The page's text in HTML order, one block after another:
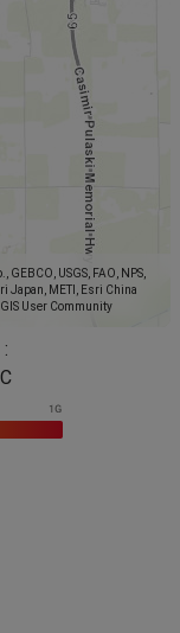
USGS, FAO, NPS,
Japan, METI, Esri China
User Community